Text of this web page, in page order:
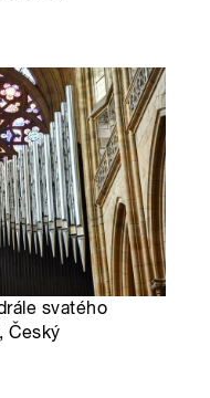
svatého
, Český